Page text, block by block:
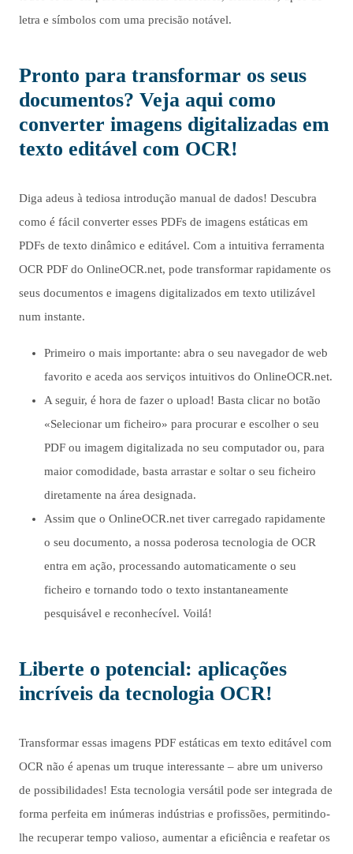
letra e símbolos com uma precisão notável.
Pronto para transformar os seus
documentos? Veja aqui como
converter imagens digitalizadas em
texto editável com OCR!
Diga adeus à tediosa introdução manual de dados! Descubra
como é fácil converter esses PDFs de imagens estáticas em
PDFs de texto dinâmico e editável. Com a intuitiva ferramenta
OCR PDF do OnlineOCR.net, pode transformar rapidamente os
seus documentos e imagens digitalizados em texto utilizável
num instante.
Primeiro o mais importante: abra o seu navegador de web
favorito e aceda aos serviços intuitivos do OnlineOCR.net.
A seguir, é hora de fazer o upload! Basta clicar no botão
«Selecionar um ficheiro» para procurar e escolher o seu
PDF ou imagem digitalizada no seu computador ou, para
maior comodidade, basta arrastar e soltar o seu ficheiro
diretamente na área designada.
Assim que o OnlineOCR.net tiver carregado rapidamente
o seu documento, a nossa poderosa tecnologia de OCR
entra em ação, processando automaticamente o seu
ficheiro e tornando todo o texto instantaneamente
pesquisável e reconhecível. Voilá!
Liberte o potencial: aplicações
incríveis da tecnologia OCR!
Transformar essas imagens PDF estáticas em texto editável com
OCR não é apenas um truque interessante – abre um universo
de possibilidades! Esta tecnologia versátil pode ser integrada de
forma perfeita em inúmeras indústrias e profissões, permitindo-
lhe recuperar tempo valioso, aumentar a eficiência e reafetar os